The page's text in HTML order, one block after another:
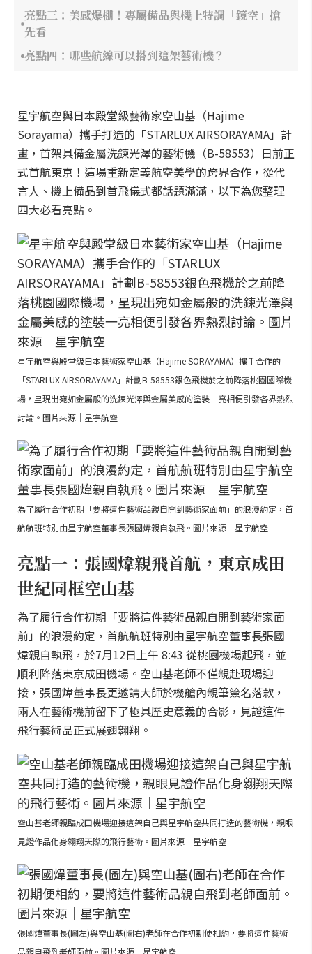
亮點三：美感爆棚！專屬備品與機上特調「鏡空」搶
先看
亮點四：哪些航線可以搭到這架藝術機？
星宇航空與日本殿堂級藝術家空山基（Hajime
Sorayama）攜手打造的「STARLUX AIRSORAYAMA」計
畫，首架具備金屬洗鍊光澤的藝術機（B-58553）日前正
式首航東京！這場重新定義航空美學的跨界合作，從代
言人、機上備品到首飛儀式都話題滿滿，以下為您整理
四大必看亮點。
星宇航空與殿堂級日本藝術家空山基（Hajime SORAYAMA）攜手合作的
「STARLUX AIRSORAYAMA」計劃B-58553銀色飛機於之前降落桃園國際機
場，呈現出宛如金屬般的洗鍊光澤與金屬美感的塗裝一亮相便引發各界熱烈
討論。圖片來源｜星宇航空
為了履行合作初期「要將這件藝術品親自開到藝術家面前」的浪漫約定，首
航航班特別由星宇航空董事長張國煒親自執飛。圖片來源｜星宇航空
亮點一：張國煒親飛首航，東京成田
世紀同框空山基
為了履行合作初期「要將這件藝術品親自開到藝術家面
前」的浪漫約定，首航航班特別由星宇航空董事長張國
煒親自執飛，於7月12日上午 8:43 從桃園機場起飛，並
順利降落東京成田機場。空山基老師不僅親赴現場迎
接，張國煒董事長更邀請大師於機艙內親筆簽名落款，
兩人在藝術機前留下了極具歷史意義的合影，見證這件
飛行藝術品正式展翅翱翔。
空山基老師親臨成田機場迎接這架自己與星宇航空共同打造的藝術機，親眼
見證作品化身翱翔天際的飛行藝術。圖片來源｜星宇航空
張國煒董事長(圖左)與空山基(圖右)老師在合作初期便相約，要將這件藝術
品親自飛到老師面前。圖片來源｜星宇航空